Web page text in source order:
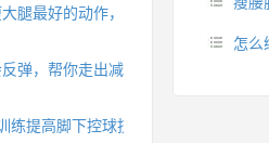
怎么
腿最好的动作，没有之一，为什么你
弹，帮你走出减肥瓶颈
练提高脚下控球技术